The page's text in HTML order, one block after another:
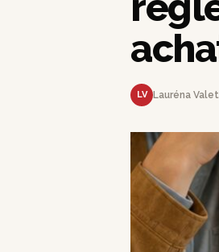
LV Lauréna